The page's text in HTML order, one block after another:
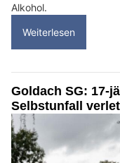
Alkohol.
Weiterlesen
Goldach SG: 17-
Selbstunfall